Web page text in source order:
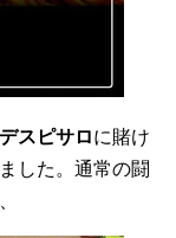
デスピサロに賭け
した。通常の闘